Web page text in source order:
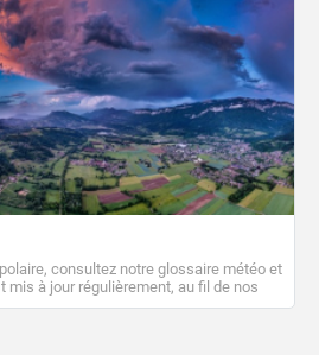
consultez notre glossaire météo et
mis à jour régulièrement, au fil de nos
également des liens utiles vers nos